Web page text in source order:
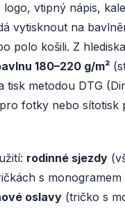
vtipný nápis,
vytisknout na
polo košili. Z
180–220 g/m²
tisk metodou DTG
fotky nebo sítotisk
rodinné sjezdy
s
oslavy (tričko s